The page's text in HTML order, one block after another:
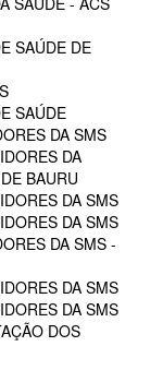
SAÚDE DE
SAÚDE
DA SMS
DA
BAURU
DA SMS
DA SMS
DA SMS -
DA SMS
DA SMS
DOS